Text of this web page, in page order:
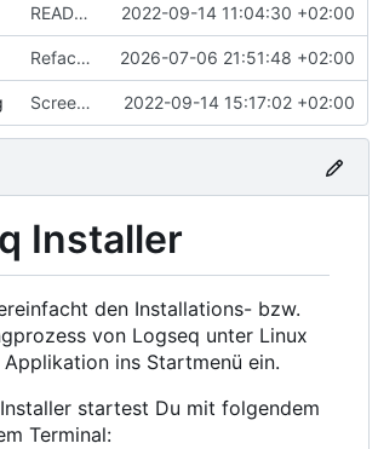
README um Hinweis auf symbolischen Link ergänzt 2022-09-14 11:04:30 +02:00
Refactoring & portable Testpfade 2026-07-06 21:51:48 +02:00
Screenshot erneuert 2022-09-14 15:17:02 +02:00
Installer
den Installations- bzw.
von Logseq unter Linux
ins Startmenü ein.
startest Du mit folgendem
Terminal: